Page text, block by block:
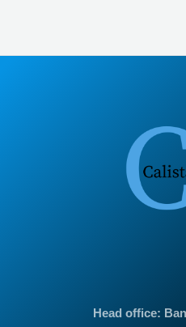
Head office: